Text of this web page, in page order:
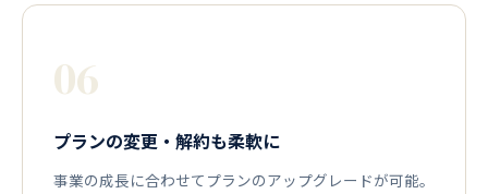
06
プランの変更・解約も柔軟に
事業の成長に合わせてプランのアップグレードが可能。